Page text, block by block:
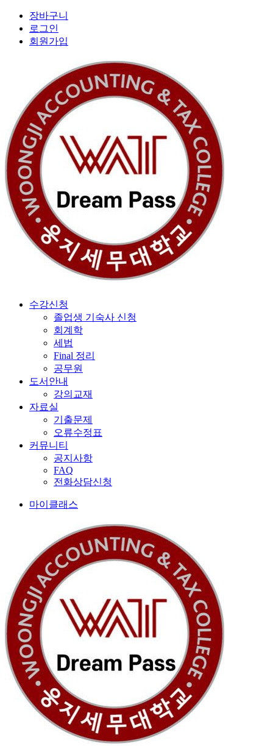
장바구니
로그인
회원가입
수강신청
졸업생 기숙사 신청
회계학
세법
Final 정리
공무원
도서안내
강의교재
자료실
기출문제
오류수정표
커뮤니티
공지사항
FAQ
전화상담신청
마이클래스